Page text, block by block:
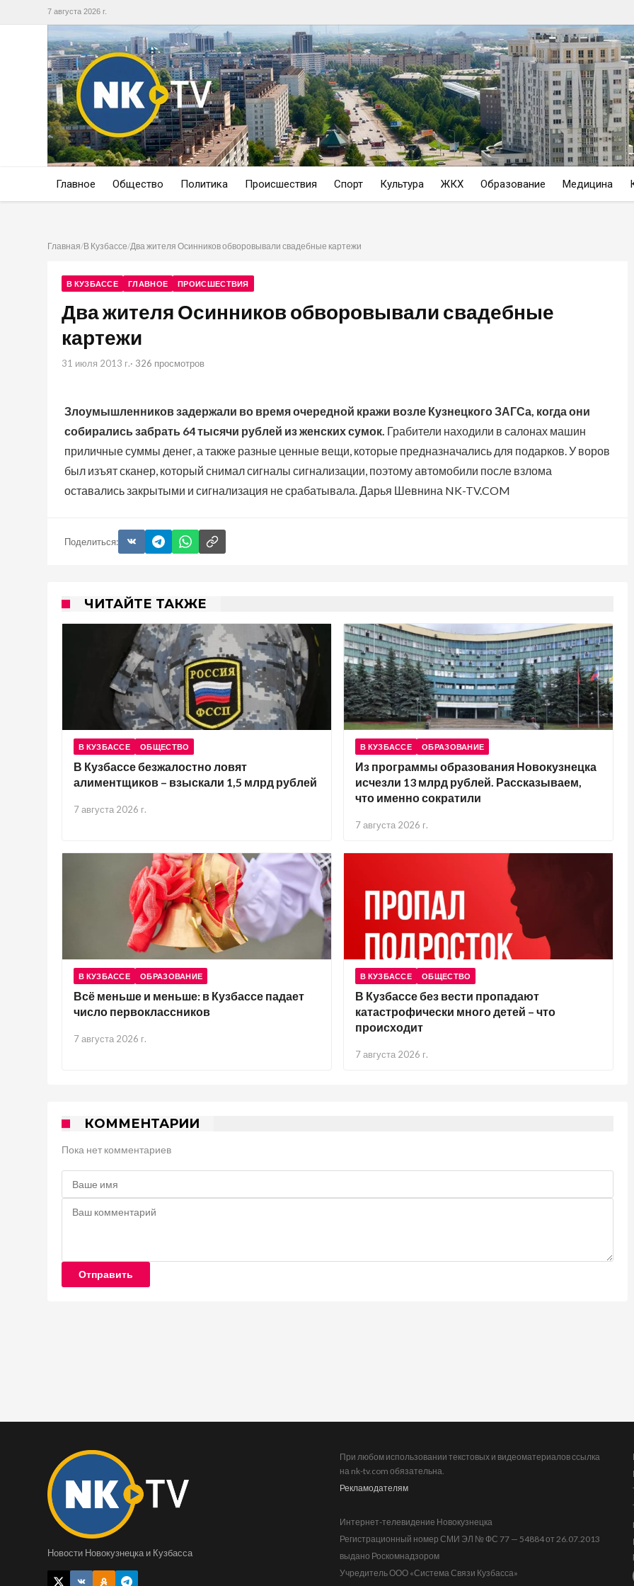
7 августа 2026 г.
Главное Общество Политика Происшествия Спорт Культура ЖКХ Образование Медицина
Главная/В Кузбассе/Два жителя Осинников обворовывали свадебные картежи
В КУЗБАССЕ ГЛАВНОЕ ПРОИСШЕСТВИЯ
Два жителя Осинников обворовывали свадебные
картежи
31 июля 2013 г.· 326 просмотров
Злоумышленников задержали во время очередной кражи возле Кузнецкого ЗАГСа, когда они
собирались забрать 64 тысячи рублей из женских сумок. Грабители находили в салонах машин
приличные суммы денег, а также разные ценные вещи, которые предназначались для подарков. У воров
был изъят сканер, который снимал сигналы сигнализации, поэтому автомобили после взлома
оставались закрытыми и сигнализация не срабатывала.Дарья Шевнина NK-TV.COM
Поделиться:
ЧИТАЙТЕ ТАКЖЕ
В КУЗБАССЕ ОБЩЕСТВО
В Кузбассе безжалостно ловят
алиментщиков – взыскали 1,5 млрд рублей
7 августа 2026 г.
В КУЗБАССЕ ОБРАЗОВАНИЕ
Из программы образования Новокузнецка
исчезли 13 млрд рублей. Рассказываем,
что именно сократили
7 августа 2026 г.
В КУЗБАССЕ ОБРАЗОВАНИЕ
Всё меньше и меньше: в Кузбассе падает
число первоклассников
7 августа 2026 г.
В КУЗБАССЕ ОБЩЕСТВО
В Кузбассе без вести пропадают
катастрофически много детей – что
происходит
7 августа 2026 г.
КОММЕНТАРИИ
Пока нет комментариев
Отправить
Новости Новокузнецка и Кузбасса
При любом использовании текстовых и видеоматериалов ссылка
на nk-tv.com обязательна.
Рекламодателям
Интернет-телевидение Новокузнецка
Регистрационный номер СМИ ЭЛ № ФС 77 — 54884 от 26.07.2013
выдано Роскомнадзором
Учредитель ООО «Система Связи Кузбасса»